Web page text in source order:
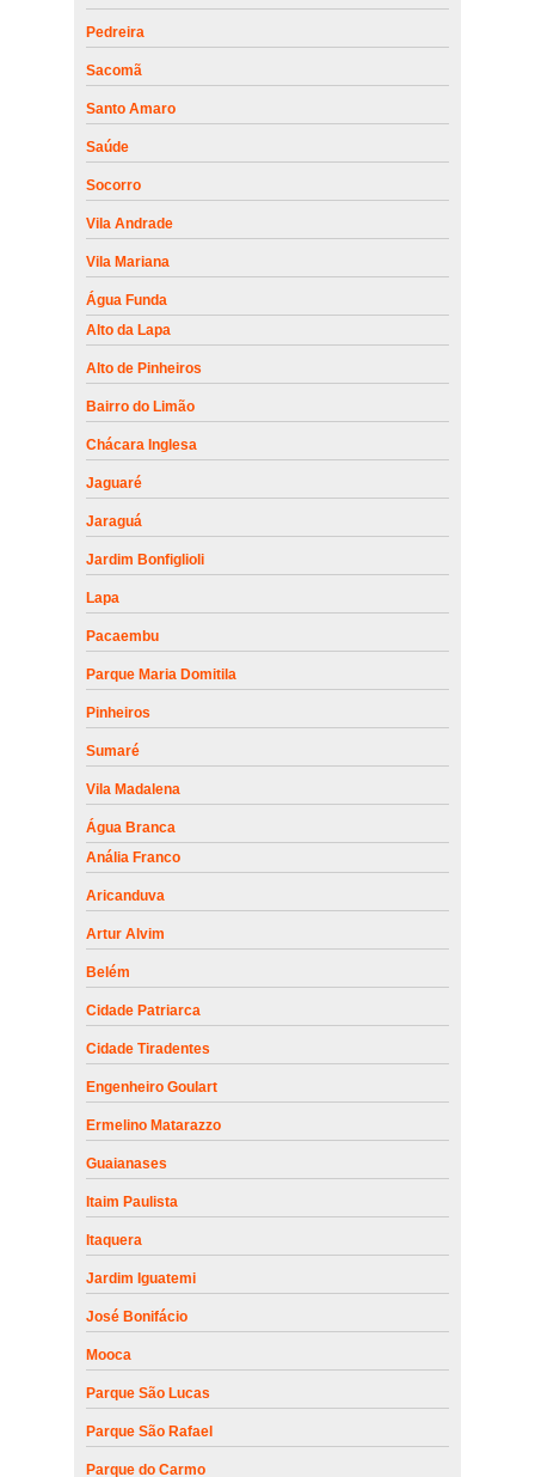
Pedreira
Sacomã
Santo Amaro
Saúde
Socorro
Vila Andrade
Vila Mariana
Água Funda
Alto da Lapa
Alto de Pinheiros
Bairro do Limão
Chácara Inglesa
Jaguaré
Jaraguá
Jardim Bonfiglioli
Lapa
Pacaembu
Parque Maria Domitila
Pinheiros
Sumaré
Vila Madalena
Água Branca
Anália Franco
Aricanduva
Artur Alvim
Belém
Cidade Patriarca
Cidade Tiradentes
Engenheiro Goulart
Ermelino Matarazzo
Guaianases
Itaim Paulista
Itaquera
Jardim Iguatemi
José Bonifácio
Mooca
Parque São Lucas
Parque São Rafael
Parque do Carmo